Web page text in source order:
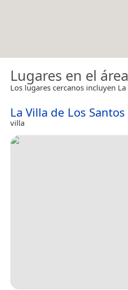
Lugares en el área
Los lugares cercanos incluyen
La Villa de Los Santos
villa